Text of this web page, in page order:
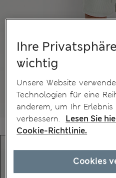
Ihre
wichtig
Unsere Website
Technologien für eine
anderem, um Ihr
verbessern.
Lesen Sie
Cookie-Richtlinie.
Cookies